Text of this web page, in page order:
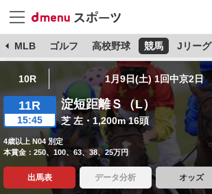
MLB ゴルフ 高校野球 競馬 Jリーグ
10R 1月9日(土) 1回中京2日
11R
15:45
淀短距離Ｓ（L）
芝 左・1,200m 16頭
4歳以上 N04 別定
本賞金：250、100、63、38、25万円
出馬表 データ分析 オッズ